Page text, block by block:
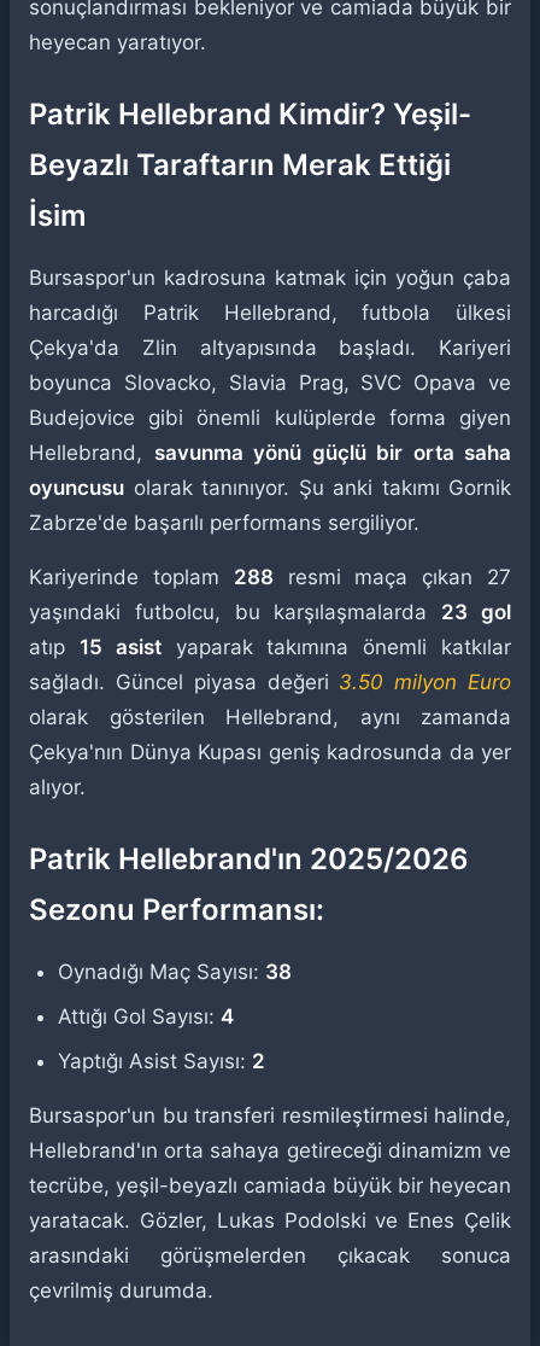
sonuçlandırması bekleniyor ve camiada büyük bir
heyecan yaratıyor.
Patrik Hellebrand Kimdir? Yeşil-
Beyazlı Taraftarın Merak Ettiği
İsim
Bursaspor'un kadrosuna katmak için yoğun çaba
harcadığı Patrik Hellebrand, futbola ülkesi
Çekya'da Zlin altyapısında başladı. Kariyeri
boyunca Slovacko, Slavia Prag, SVC Opava ve
Budejovice gibi önemli kulüplerde forma giyen
Hellebrand, savunma yönü güçlü bir orta saha
oyuncusu olarak tanınıyor. Şu anki takımı Gornik
Zabrze'de başarılı performans sergiliyor.
Kariyerinde toplam 288 resmi maça çıkan 27
yaşındaki futbolcu, bu karşılaşmalarda 23 gol
atıp 15 asistyaparak takımına önemli katkılar
sağladı. Güncel piyasa değeri 3.50 milyon Euro
olarak gösterilen Hellebrand, aynı zamanda
Çekya'nın Dünya Kupası geniş kadrosunda da yer
alıyor.
Patrik Hellebrand'ın 2025/2026
Sezonu Performansı:
Oynadığı Maç Sayısı: 38
Attığı Gol Sayısı: 4
Yaptığı Asist Sayısı: 2
Bursaspor'un bu transferi resmileştirmesi halinde,
Hellebrand'ın orta sahaya getireceği dinamizm ve
tecrübe, yeşil-beyazlı camiada büyük bir heyecan
yaratacak. Gözler, Lukas Podolski ve Enes Çelik
arasındaki görüşmelerden çıkacak sonuca
çevrilmiş durumda.